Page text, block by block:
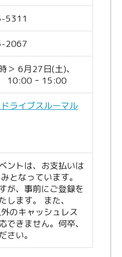
5311
2067
＞ 6月27日(土)、
10:00 ｰ 15:00
ライブスルーマル
ントは、お支払いは
となっています。
が、事前にご登録を
します。 また、
のキャッシュレス
できません。何卒、
さい。